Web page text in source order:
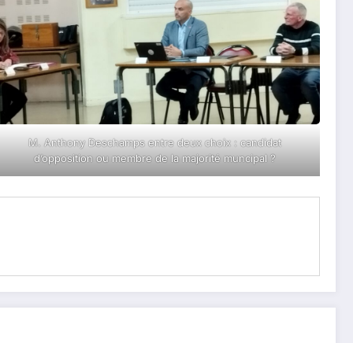
M. Anthony Deschamps entre deux choix : candidat
d’opposition ou membre de la majorité muncipal ?